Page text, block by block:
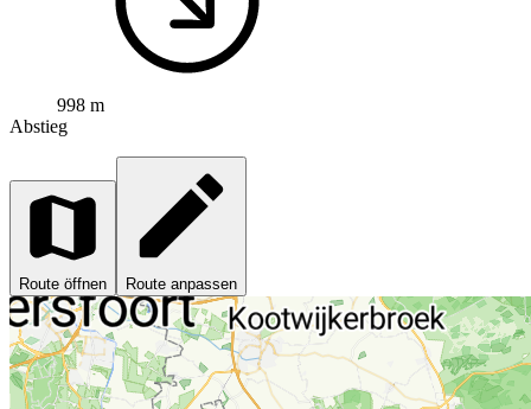
998 m
Abstieg
Route öffnen Route anpassen